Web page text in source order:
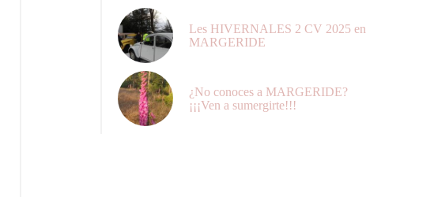
Les HIVERNALES 2 CV 2025 en
MARGERIDE
¿No conoces a MARGERIDE?
¡¡¡Ven a sumergirte!!!